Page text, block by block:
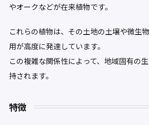
やオークなどが在来植物です。
これらの植物は、その土地の土壌や微生
用が高度に発達しています。
この複雑な関係性によって、地域固有の
持されます。
特徴